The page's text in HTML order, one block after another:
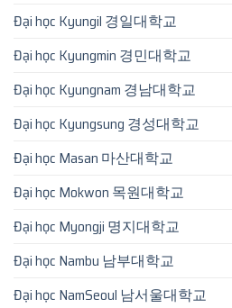
Đại học Kyungil 경일대학교
Đại học Kyungmin 경민대학교
Đại học Kyungnam 경남대학교
Đại học Kyungsung 경성대학교
Đại học Masan 마산대학교
Đại học Mokwon 목원대학교
Đại học Myongji 명지대학교
Đại học Nambu 남부대학교
Đại học NamSeoul 남서울대학교